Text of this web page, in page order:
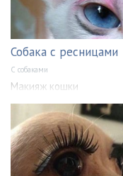
Собака с ресницами
С собаками
Макияж кошки